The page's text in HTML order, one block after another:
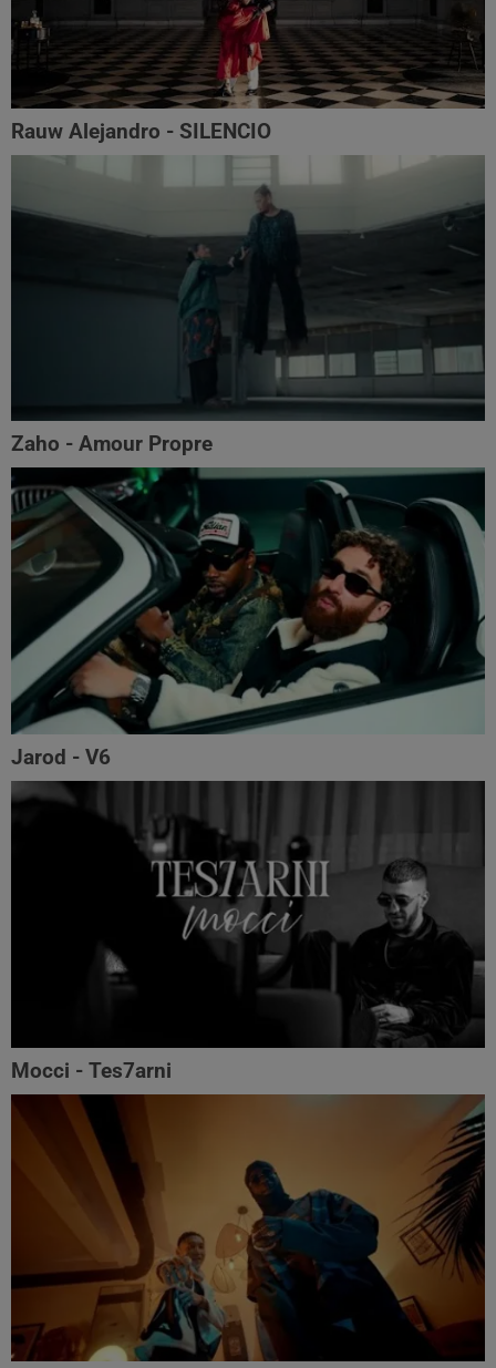
Rauw Alejandro - SILENCIO
Zaho - Amour Propre
Jarod - V6
Mocci - Tes7arni